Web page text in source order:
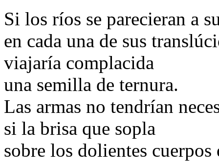
Si los ríos se parecieran a
en cada una de sus
viajaría complacida
una semilla de ternura.
Las armas no tendrían
si la brisa que sopla
sobre los dolientes cuerpos